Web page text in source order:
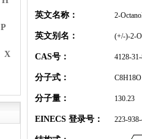
P
X
英文名称： 2-
英文别名： (+/-)-2-
CAS号： 4128-
分子式： C8H18O
分子量： 130.23
EINECS 登录号： 223-